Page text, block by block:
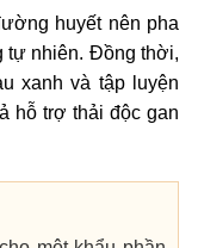
huyết nên pha
tự nhiên. Đồng thời,
xanh và tập luyện
hỗ trợ thải độc gan